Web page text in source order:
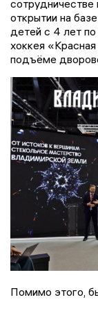
сотрудничестве
открытии на
детей с 4 лет по
хоккея
подъёме
Помимо этого,